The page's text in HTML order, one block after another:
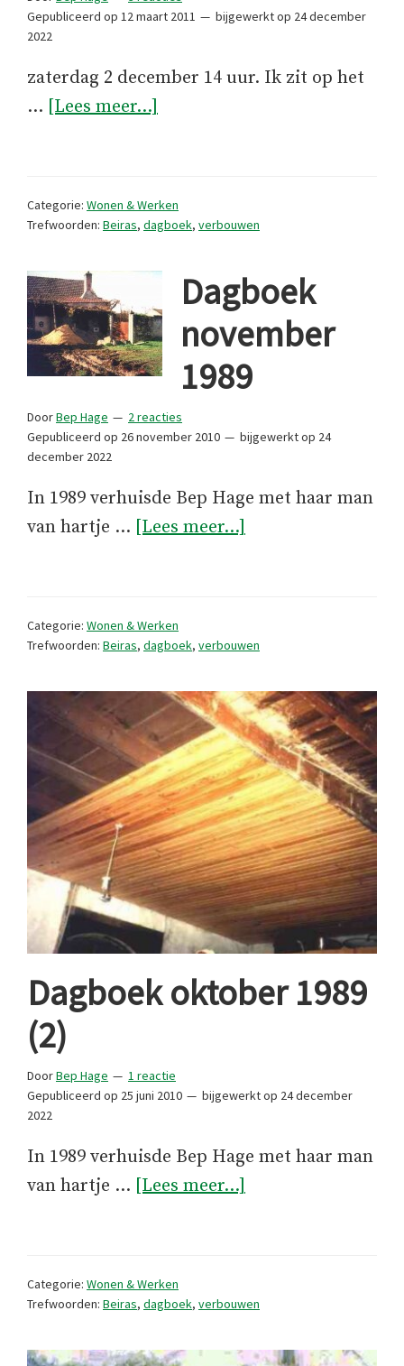
Gepubliceerd op 12 maart 2011 bijgewerkt op 24 december
2022
zaterdag 2 december 14 uur. Ik zit op het
… [Lees meer...]
Categorie: Wonen & Werken
Trefwoorden: Beiras, dagboek, verbouwen
Dagboek
november
1989
DoorBep Hage
2 reacties
Gepubliceerd op 26 november 2010 bijgewerkt op 24
december 2022
In 1989 verhuisde Bep Hage met haar man
van hartje … [Lees meer...]
Categorie: Wonen & Werken
Trefwoorden: Beiras, dagboek, verbouwen
Dagboek oktober 1989
(2)
DoorBep Hage
1 reactie
Gepubliceerd op 25 juni 2010 bijgewerkt op 24 december
2022
In 1989 verhuisde Bep Hage met haar man
van hartje … [Lees meer...]
Categorie: Wonen & Werken
Trefwoorden: Beiras, dagboek, verbouwen